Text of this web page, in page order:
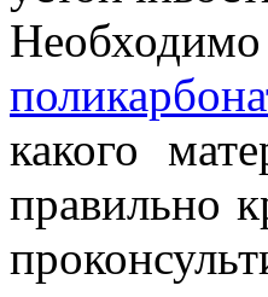
какого
правильно